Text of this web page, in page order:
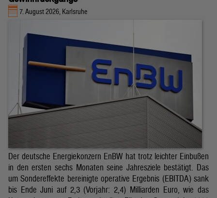
7. August 2026, Karlsruhe
Der deutsche Energiekonzern EnBW hat trotz leichter Einbußen
in den ersten sechs Monaten seine Jahresziele bestätigt. Das
um Sondereffekte bereinigte operative Ergebnis (EBITDA) sank
bis Ende Juni auf 2,3 (Vorjahr: 2,4) Milliarden Euro, wie das